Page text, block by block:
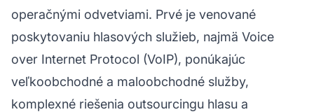
operačnými odvetviami. Prvé je venované
poskytovaniu hlasových služieb, najmä Voice
over Internet Protocol (VoIP), ponúkajúc
veľkoobchodné a maloobchodné služby,
komplexné riešenia outsourcingu hlasu a